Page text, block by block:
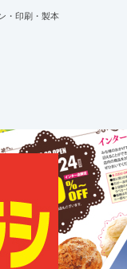
・印刷・製本